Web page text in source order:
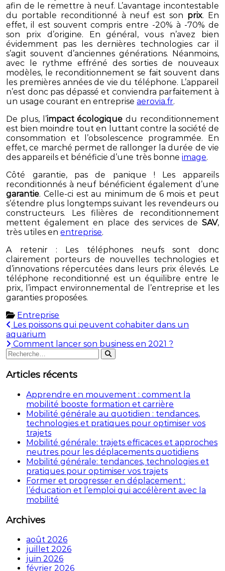
afin de le remettre à neuf. L’avantage incontestable
du portable reconditionné à neuf est son prix. En
effet, il est souvent compris entre -20% à -70% de
son prix d’origine. En général, vous n’avez bien
évidemment pas les dernières technologies car il
s’agit souvent d’anciennes générations. Néanmoins,
avec le rythme effréné des sorties de nouveaux
modèles, le reconditionnement se fait souvent dans
les premières années de vie du téléphone. L’appareil
n’est donc pas dépassé et conviendra parfaitement à
un usage courant en entrepriseaerovia.fr.
De plus, l’impact écologique du reconditionnement
est bien moindre tout en luttant contre la société de
consommation et l’obsolescence programmée. En
effet, ce marché permet de rallonger la durée de vie
des appareils et bénéficie d’une très bonneimage.
Côté garantie, pas de panique ! Les appareils
reconditionnés à neuf bénéficient également d’une
garantie. Celle-ci est au minimum de 6 mois et peut
s’étendre plus longtemps suivant les revendeurs ou
constructeurs. Les filières de reconditionnement
mettent également en place des services de SAV,
très utiles enentreprise.
A retenir : Les téléphones neufs sont donc
clairement porteurs de nouvelles technologies et
d’innovations répercutées dans leurs prix élevés. Le
téléphone reconditionné est un équilibre entre le
prix, l’impact environnemental de l’entreprise et les
garanties proposées.
Entreprise
Navigation
de
l’article
Les poissons qui peuvent cohabiter dans un
aquarium
Comment lancer son business en 2021 ?
Rechercher
Rechercher
Articles récents
Apprendre en mouvement : comment la
mobilité booste formation et carrière
Mobilité générale au quotidien : tendances,
technologies et pratiques pour optimiser vos
trajets
Mobilité générale: trajets efficaces et approches
neutres pour les déplacements quotidiens
Mobilité générale: tendances, technologies et
pratiques pour optimiser vos trajets
Former et progresser en déplacement :
l’éducation et l’emploi qui accélèrent avec la
mobilité
Archives
août 2026
juillet 2026
juin 2026
février 2026